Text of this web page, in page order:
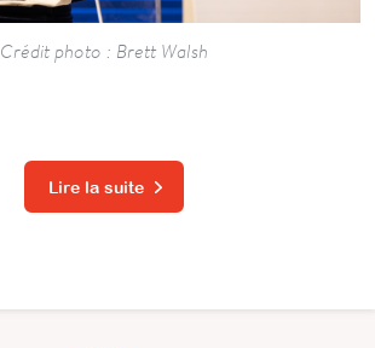
Crédit photo : Brett Walsh
Lire la suite